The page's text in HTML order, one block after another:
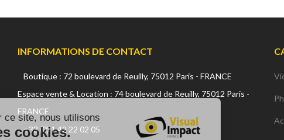
INFORMATIONS DE CONTACT
Boutique : 72 boulevard de Reuilly, 75012 Paris - FRANCE
Espace vente & Location : 74 boulevard de Reuilly, 75012 Paris -
FRANCE
+33 (0) 1 42 22 02 05
Sur ce site, nous utilisons
des cookies.